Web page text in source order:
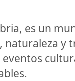
es un
y